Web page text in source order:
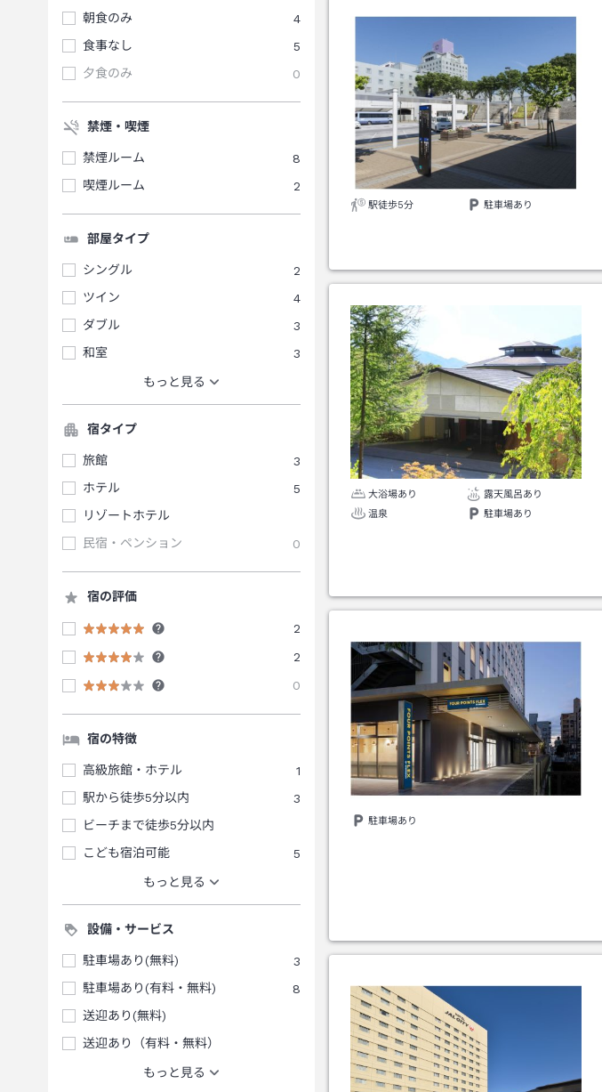
朝食のみ
4
食事なし
5
夕食のみ
0
禁煙・喫煙
禁煙ルーム
8
喫煙ルーム
2
部屋タイプ
シングル
2
ツイン
4
ダブル
3
和室
3
もっと見る
宿タイプ
旅館
3
ホテル
5
リゾートホテル
民宿・ペンション
0
宿の評価
2
2
0
宿の特徴
高級旅館・ホテル
1
駅から徒歩5分以内
3
ビーチまで徒歩5分以内
こども宿泊可能
5
もっと見る
設備・サービス
駐車場あり(無料)
3
駐車場あり(有料・無料)
8
送迎あり(無料)
送迎あり（有料・無料）
もっと見る
駅徒歩5分 駐車場あり
大浴場あり
露天風呂あり
温泉
駐車場あり
駐車場あり